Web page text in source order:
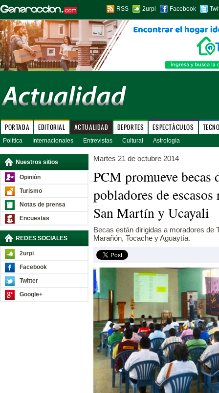
RSS 2urpi Facebook
PORTADA EDITORIAL ACTUALIDAD DEPORTES ESPECTÁCULOS
Política Internacionales Entrevistas Cultural Astrología
Nuestros sitios
Opinión
Turismo
Notas de prensa
Encuestas
REDES SOCIALES
2urpi
Facebook
Twitter
Google+
Martes 21 de octubre 2014
PCM promueve becas
pobladores de
San Martín y Ucayali
Becas están dirigidas a moradores de
Marañón, Tocache y Aguaytía.